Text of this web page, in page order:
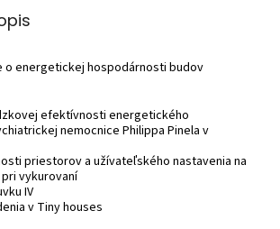
o energetickej hospodárnosti budov
efektívnosti energetického
nemocnice Philippa Pinela v
priestorov a užívateľského nastavenia na
vykurovaní
IV
v Tiny houses